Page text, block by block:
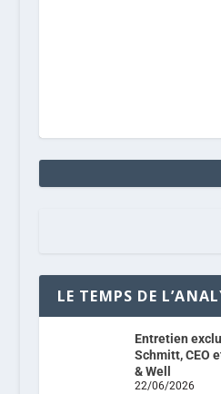
LE TEMPS DE
Entretien
Schmitt, CEO
& Well
22/06/2026